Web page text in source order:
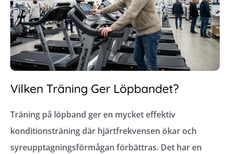
Vilken Träning Ger Löpbandet?
Träning på löpband ger en mycket effektiv
konditionsträning där hjärtfrekvensen ökar och
syreupptagningsförmågan förbättras. Det har en